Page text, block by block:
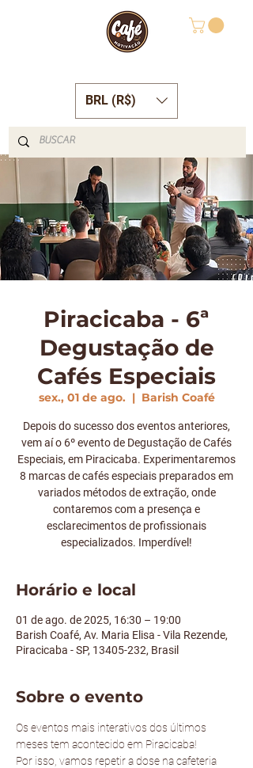
BRL (R$)
Piracicaba - 6ª
Degustação de
Cafés Especiais
sex., 01 de ago.
  |
Barish Coafé
Depois do sucesso dos eventos anteriores,
vem aí o 6º evento de Degustação de Cafés
Especiais, em Piracicaba. Experimentaremos
8 marcas de cafés especiais preparados em
variados métodos de extração, onde
contaremos com a presença e
esclarecimentos de profissionais
especializados. Imperdível!
Horário e local
01 de ago. de 2025, 16:30 – 19:00
Barish Coafé, Av. Maria Elisa - Vila Rezende,
Piracicaba - SP, 13405-232, Brasil
Sobre o evento
Os eventos mais interativos dos últimos
meses tem acontecido em Piracicaba!
Por isso, vamos repetir a dose na cafeteria